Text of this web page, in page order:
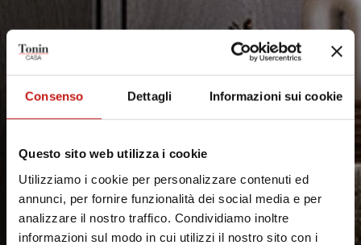
Consenso Dettagli Informazioni sui cookie
Questo sito web utilizza i cookie
Utilizziamo i cookie per personalizzare contenuti ed
annunci, per fornire funzionalità dei social media e per
analizzare il nostro traffico. Condividiamo inoltre
informazioni sul modo in cui utilizzi il nostro sito con i